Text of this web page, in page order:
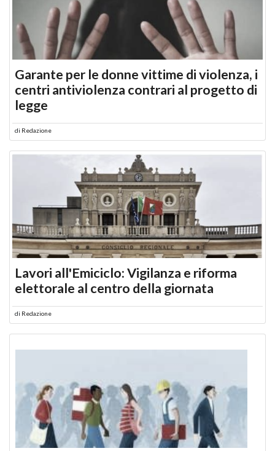
Garante per le donne vittime di violenza, i
centri antiviolenza contrari al progetto di
legge
di Redazione
Lavori all'Emiciclo: Vigilanza e riforma
elettorale al centro della giornata
di Redazione